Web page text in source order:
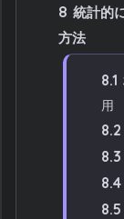
8 統計的
方法
8.1
用
8.2
8.3
8.4
8.5